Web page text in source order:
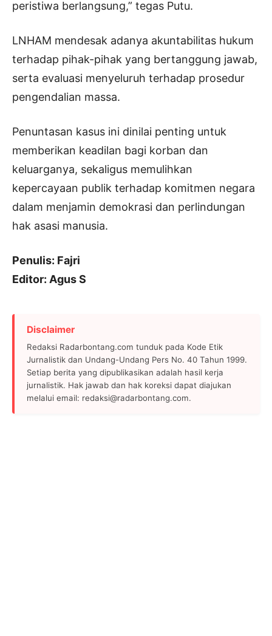
peristiwa berlangsung,” tegas Putu.
LNHAM mendesak adanya akuntabilitas hukum
terhadap pihak-pihak yang bertanggung jawab,
serta evaluasi menyeluruh terhadap prosedur
pengendalian massa.
Penuntasan kasus ini dinilai penting untuk
memberikan keadilan bagi korban dan
keluarganya, sekaligus memulihkan
kepercayaan publik terhadap komitmen negara
dalam menjamin demokrasi dan perlindungan
hak asasi manusia.
Penulis: Fajri
Editor: Agus S
Disclaimer
Redaksi Radarbontang.com tunduk pada Kode Etik
Jurnalistik dan Undang-Undang Pers No. 40 Tahun 1999.
Setiap berita yang dipublikasikan adalah hasil kerja
jurnalistik. Hak jawab dan hak koreksi dapat diajukan
melalui email: redaksi@radarbontang.com.